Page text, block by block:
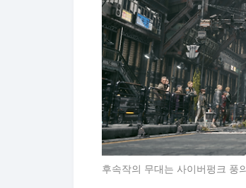
후속작의 무대는 사이버펑크 풍